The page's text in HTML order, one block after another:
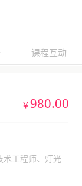
课程互动
￥980.00
术工程师、灯光